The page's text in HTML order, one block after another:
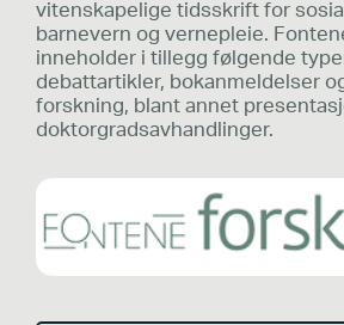
vitenskapelige tidsskrift for
barnevern og vernepleie.
inneholder i tillegg følgende
debattartikler, bokanmeldelser
forskning, blant annet
doktorgradsavhandlinger.